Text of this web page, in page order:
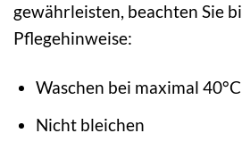
gewährleisten, beachten Sie
Pflegehinweise:
Waschen bei maximal 40°C
Nicht bleichen